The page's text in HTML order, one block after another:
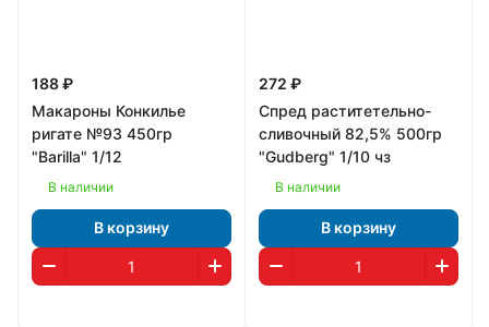
188 ₽
Макароны Конкилье
ригате №93 450гр
"Barilla" 1/12
В наличии
В корзину
272 ₽
Спред раститетельно-
сливочный 82,5% 500гр
"Gudberg" 1/10 чз
В наличии
В корзину